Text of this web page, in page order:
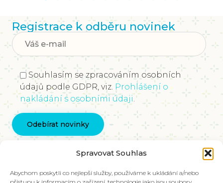
Spravovat Souhlas
Abychom poskytli co nejlepší služby, používáme k ukládání a/nebo
Registrace k odběru novinek
Souhlasím se zpracováním osobních
údajů podle GDPR, viz. Prohlášení o
nakládání s osobními údaji.
Kontaktujte nás
info@vychovakectnostem.cz
Nadace Pangea, Rohanské nábřeží 671/15, Karlín,